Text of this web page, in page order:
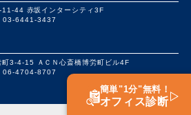
簡単"1分"無料！
オフィス診断
11-44 赤坂インターシティ3F
03-6441-3437
町3-4-15
ＡＣＮ心斎橋博労町ビル4F
06-4704-8707